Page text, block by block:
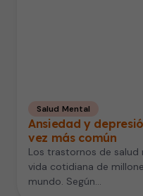
Salud Mental
Ansiedad y
vez más común
Los trastornos de
vida cotidiana de
mundo. Según…